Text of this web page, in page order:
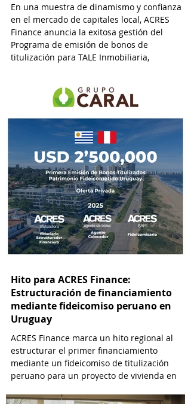
En una muestra de dinamismo y confianza
en el mercado de capitales local, ACRES
Finance anuncia la exitosa gestión del
Programa de emisión de bonos de
titulización para TALE Inmobiliaria,
Hito para ACRES Finance:
Estructuración de financiamiento
mediante fideicomiso peruano en
Uruguay
ACRES Finance marca un hito regional al
estructurar el primer financiamiento
mediante un fideicomiso de titulización
peruano para un proyecto de vivienda en